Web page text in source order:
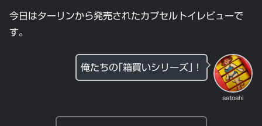
今日はターリンから発売されたカプセルトイレビューで
す。
satoshi
俺たちの｢箱買いシリーズ｣！